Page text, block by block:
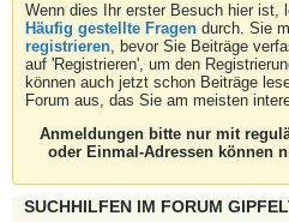
Wenn dies Ihr erster Besuch hier ist,
Häufig gestellte Fragen durch. Sie
registrieren, bevor Sie Beiträge
auf 'Registrieren', um den
können auch jetzt schon Beiträge
Forum aus, das Sie am meisten
Anmeldungen bitte nur mit
oder Einmal-Adressen können
SUCHHILFEN IM FORUM